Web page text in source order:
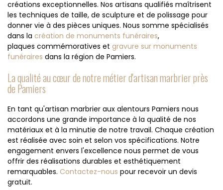
créations exceptionnelles. Nos artisans qualifiés maîtrisent
les techniques de taille, de sculpture et de polissage pour
donner vie à des pièces uniques. Nous somme spécialisés
dans la création de monuments funéraires,
plaques commémoratives et gravure sur monuments
funéraires dans la région de Pamiers.
La qualité au cœur de notre métier d'artisan marbrier près
de Pamiers
En tant qu'artisan marbrier aux alentours Pamiers nous
accordons une grande importance à la qualité de nos
matériaux et à la minutie de notre travail. Chaque création
est réalisée avec soin et selon vos spécifications. Notre
engagement envers l'excellence nous permet de vous
offrir des réalisations durables et esthétiquement
remarquables. Contactez-nous pour recevoir un devis
gratuit.